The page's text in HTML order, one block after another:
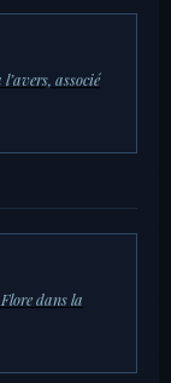
associé
dans la